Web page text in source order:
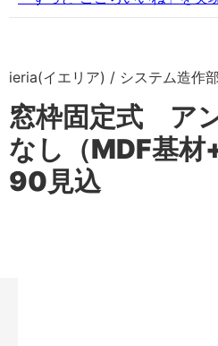
ieria(イエリア) / システム造作
窓枠固定式 ア
なし（MDF基
90見込